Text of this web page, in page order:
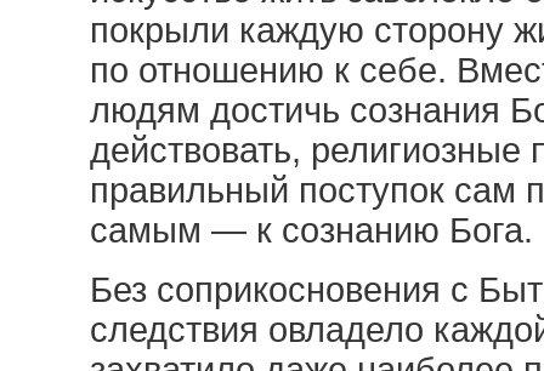
покрыли каждую сторону
по отношению к себе.
людям достичь сознания
действовать, религиозные
правильный поступок сам
самым — к сознанию Бога.
Без соприкосновения с
следствия овладело